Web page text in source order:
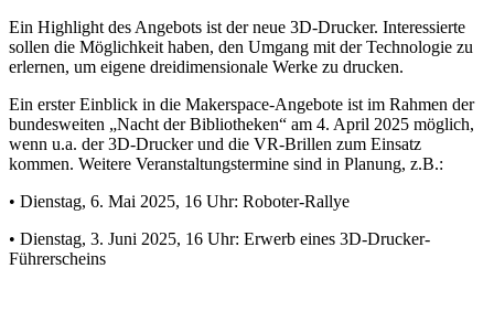
Ein Highlight des Angebots ist der neue 3D-Drucker. Interessierte
sollen die Möglichkeit haben, den Umgang mit der Technologie zu
erlernen, um eigene dreidimensionale Werke zu drucken.
Ein erster Einblick in die Makerspace-Angebote ist im Rahmen der
bundesweiten „Nacht der Bibliotheken“ am 4. April 2025 möglich,
wenn u.a. der 3D-Drucker und die VR-Brillen zum Einsatz
kommen. Weitere Veranstaltungstermine sind in Planung, z.B.:
• Dienstag, 6. Mai 2025, 16 Uhr: Roboter-Rallye
• Dienstag, 3. Juni 2025, 16 Uhr: Erwerb eines 3D-Drucker-
Führerscheins